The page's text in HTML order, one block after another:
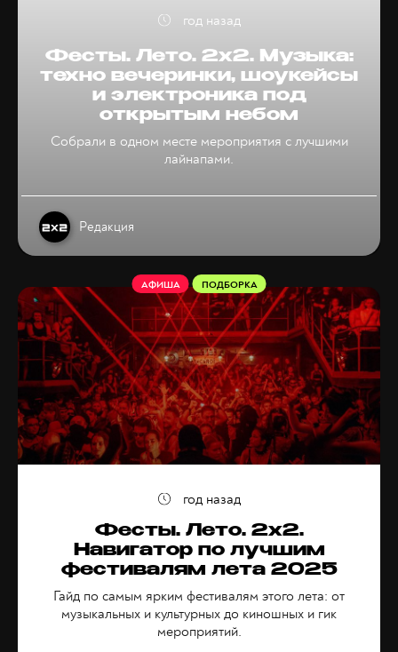
Фесты. Лето. 2х2. Музыка:
техно вечеринки, шоукейсы
и электроника под
открытым небом
Собрали в одном месте мероприятия с лучшими
лайнапами.
Редакция
год назад
Фесты. Лето. 2х2.
Навигатор по лучшим
фестивалям лета 2025
Гайд по самым ярким фестивалям этого лета: от
музыкальных и культурных до киношных и гик
мероприятий.
АФИША ПОДБОРКА
год назад